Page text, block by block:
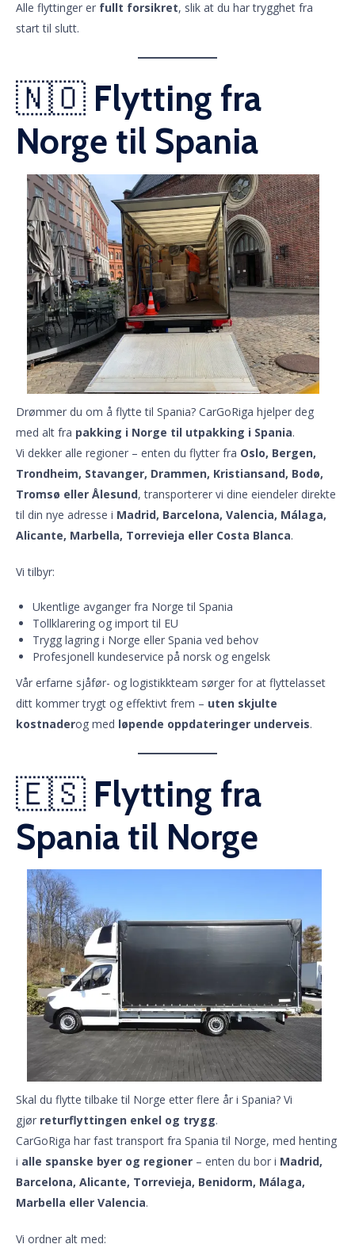
Alle flyttinger er fullt forsikret, slik at du har trygghet fra
start til slutt.
🇳🇴 Flytting fra
Norge til Spania
Drømmer du om å flytte til Spania? CarGoRiga hjelper deg
med alt fra pakking i Norge til utpakking i Spania.
Vi dekker alle regioner – enten du flytter fra Oslo, Bergen,
Trondheim, Stavanger, Drammen, Kristiansand, Bodø,
Tromsø eller Ålesund, transporterer vi dine eiendeler direkte
til din nye adresse i Madrid, Barcelona, Valencia, Málaga,
Alicante, Marbella, Torrevieja eller Costa Blanca.
Vi tilbyr:
Ukentlige avganger fra Norge til Spania
Tollklarering og import til EU
Trygg lagring i Norge eller Spania ved behov
Profesjonell kundeservice på norsk og engelsk
Vår erfarne sjåfør- og logistikkteam sørger for at flyttelasset
ditt kommer trygt og effektivt frem – uten skjulte
kostnaderog med løpende oppdateringer underveis.
🇪🇸 Flytting fra
Spania til Norge
Skal du flytte tilbake til Norge etter flere år i Spania? Vi
gjør returflyttingen enkel og trygg.
CarGoRiga har fast transport fra Spania til Norge, med henting
i alle spanske byer og regioner – enten du bor i Madrid,
Barcelona, Alicante, Torrevieja, Benidorm, Málaga,
Marbella eller Valencia.
Vi ordner alt med: